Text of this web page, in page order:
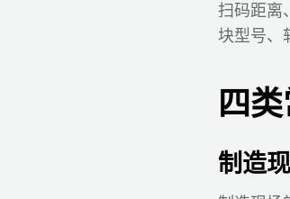
扫码距离
块型号、
四
制造